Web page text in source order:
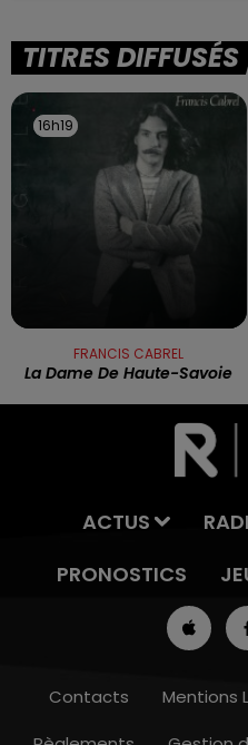
TITRES DIFFUSÉS
16h19
16h19
FRANCIS CABREL
La Dame De Haute-Savoie
ACTUS
PRONOSTICS
Contacts Mentions